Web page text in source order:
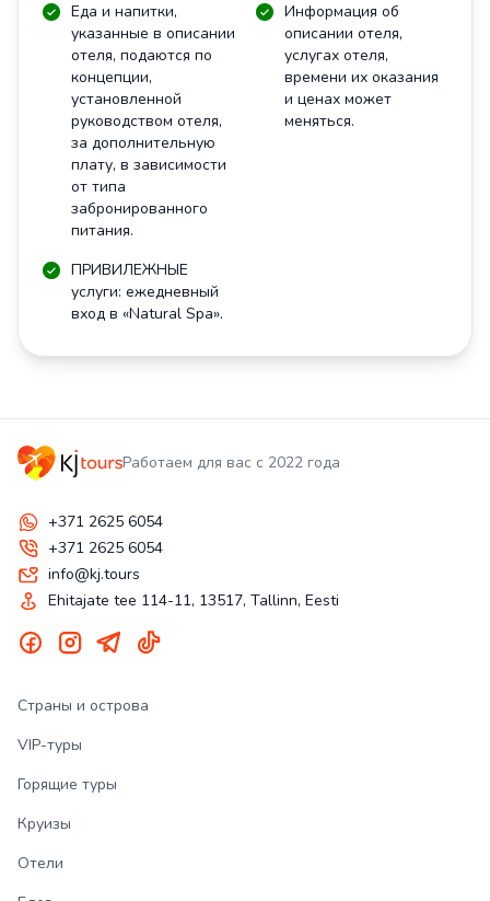
Еда и напитки,
указанные в описании
отеля, подаются по
концепции,
установленной
руководством отеля,
за дополнительную
плату, в зависимости
от типа
забронированного
питания.
Информация об
описании отеля,
услугах отеля,
времени их оказания
и ценах может
меняться.
ПРИВИЛЕЖНЫЕ
услуги: ежедневный
вход в «Natural Spa».
Работаем для вас с 2022 года
+371 2625 6054
+371 2625 6054
info@kj.tours
Ehitajate tee 114-11, 13517, Tallinn, Eesti
Страны и острова
VIP-туры
Горящие туры
Круизы
Отели